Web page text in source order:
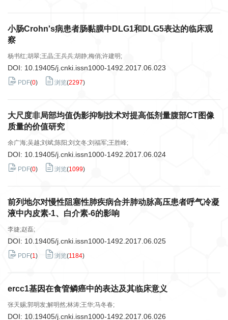
小肠Crohn's病患者肠黏膜中DLG1和DLG5表达的临床观
察
杨书红;胡翠;王晶;王兵兵;胡静;梅俏;许建明;
DOI: 10.19405/j.cnki.issn1000-1492.2017.06.023
PDF(0) 浏览(2297)
大尺度非局部均值伪影抑制技术对提高低剂量腹部CT图像
质量的价值研究
余广海;吴越;刘斌;陈阳;刘文冬;刘福军;王胜峰;
DOI: 10.19405/j.cnki.issn1000-1492.2017.06.024
PDF(0) 浏览(1099)
前列地尔对慢性阻塞性肺疾病合并肺动脉高压患者呼气冷凝
液中内皮素-1、白介素-6的影响
李婕;赵磊;
DOI: 10.19405/j.cnki.issn1000-1492.2017.06.025
PDF(1) 浏览(1184)
ercc1基因在食管鳞癌中的表达及其临床意义
张天赐;郭明发;解明然;林涛;王华;马冬春;
DOI: 10.19405/j.cnki.issn1000-1492.2017.06.026